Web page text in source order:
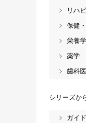
リハ
保健
栄養学
薬学
歯科
シリーズか
ガイ